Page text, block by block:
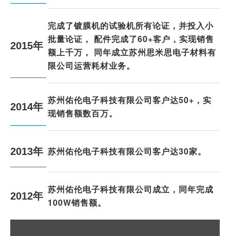
2015年
完成了镀膜机的试验机所有论证，并投入小
批量论证， 配件完成了60+客户，实现销售
额上千万， 同年成立苏州思米思电子材料有
限公司运营耗材业务。
2014年
苏州佑伦电子科技有限公司客户达50+，实
现销售额数百万。
2013年 苏州佑伦电子科技有限公司客户达30家。
2012年
苏州佑伦电子科技有限公司成立，同年完成
100W销售额。